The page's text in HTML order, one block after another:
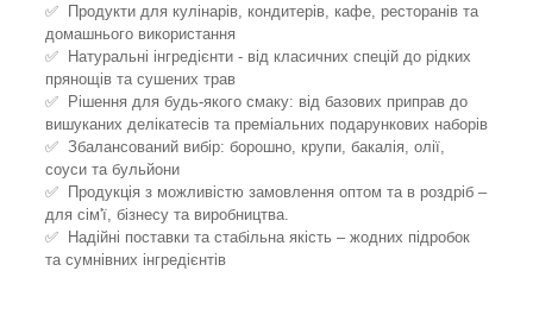
✅ Продукти для кулінарів, кондитерів, кафе, ресторанів та
домашнього використання
✅ Натуральні інгредієнти - від класичних спецій до рідких
прянощів та сушених трав
✅ Рішення для будь-якого смаку: від базових приправ до
вишуканих делікатесів та преміальних подарункових наборів
✅ Збалансований вибір: борошно, крупи, бакалія, олії,
соуси та бульйони
✅ Продукція з можливістю замовлення оптом та в роздріб –
для сім'ї, бізнесу та виробництва.
✅ Надійні поставки та стабільна якість – жодних підробок
та сумнівних інгредієнтів